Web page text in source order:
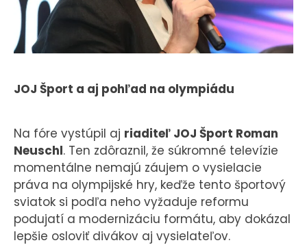
JOJ Šport a aj pohľad na olympiádu
Na fóre vystúpil aj riaditeľ JOJ Šport Roman
Neuschl. Ten zdôraznil, že súkromné televízie
momentálne nemajú záujem o vysielacie
práva na olympijské hry, keďže tento športový
sviatok si podľa neho vyžaduje reformu
podujatí a modernizáciu formátu, aby dokázal
lepšie osloviť divákov aj vysielateľov.